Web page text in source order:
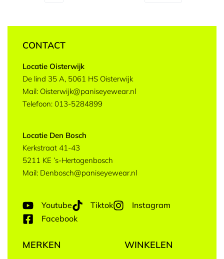
CONTACT
Locatie Oisterwijk
De lind 35 A, 5061 HS Oisterwijk
Mail: Oisterwijk@paniseyewear.nl
Telefoon: 013-5284899
Locatie Den Bosch
Kerkstraat 41-43
5211 KE ’s-Hertogenbosch
Mail: Denbosch@paniseyewear.nl
Youtube Tiktok
Instagram
Facebook
MERKEN WINKELEN